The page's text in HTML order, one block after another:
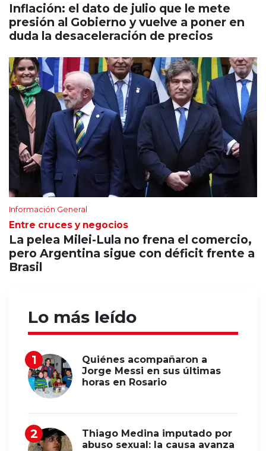
Inflación: el dato de julio que le mete
presión al Gobierno y vuelve a poner en
duda la desaceleración de precios
Información General
Entre cruces y negocios
La pelea Milei-Lula no frena el comercio,
pero Argentina sigue con déficit frente a
Brasil
Lo más leído
Quiénes acompañaron a
Jorge Messi en sus últimas
horas en Rosario
Thiago Medina imputado por
abuso sexual: la causa avanza